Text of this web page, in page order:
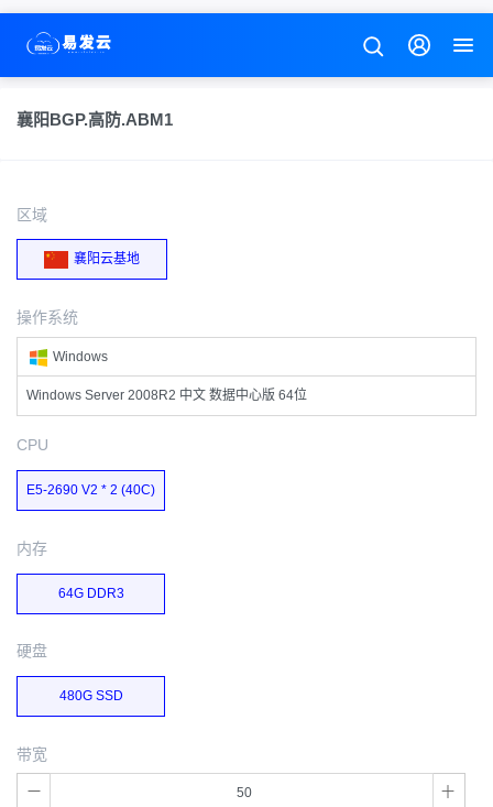
襄阳BGP.高防.ABM1
区域
襄阳云基地
操作系统
Windows
Windows Server 2008R2 中文 数据中心版 64位
CPU
E5-2690 V2 * 2 (40C)
内存
64G DDR3
硬盘
480G SSD
带宽